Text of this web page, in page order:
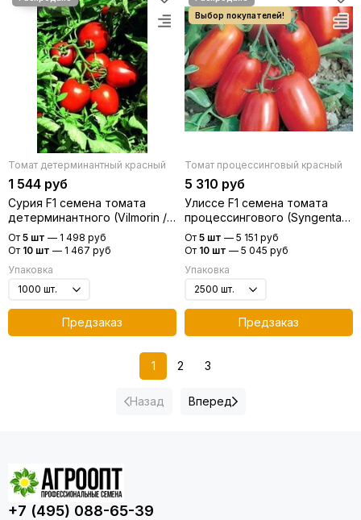
Томат детерминантный красный
1 544 руб
Сурия F1 семена томата
детерминантного (Vilmorin /
Вильморин)
От 5 шт — 1 498 руб
От 10 шт — 1 467 руб
Упаковка
Предзаказ
Томат процессинговый красный
5 310 руб
Улиссе F1 семена томата
процессингового (Syngenta /
Сингента)
От 5 шт — 5 151 руб
От 10 шт — 5 045 руб
Упаковка
Предзаказ
Назад
1 2 3
Вперед
+7 (495) 088-65-39